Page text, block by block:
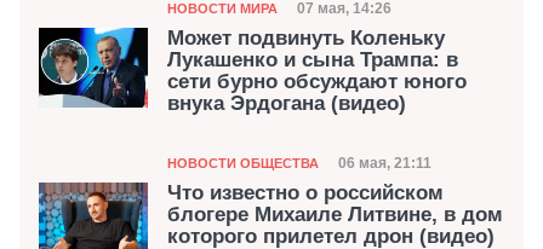
Категория
НОВОСТИ МИРА Дата публикации
07 мая, 14:26
Может подвинуть Коленьку
Лукашенко и сына Трампа: в
сети бурно обсуждают юного
внука Эрдогана (видео)
Категория
НОВОСТИ ОБЩЕСТВА Дата публикации
06 мая, 21:11
Что известно о российском
блогере Михаиле Литвине, в дом
которого прилетел дрон (видео)